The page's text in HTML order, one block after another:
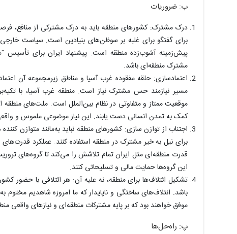
ب: ضروریات
درک مشترک: کشورهای منطقه باید به درک مشترکی از منافع،
برای گفتگو برای غلبه بر سوظن‌های بنیادین است. سیاست خارجی
پیش‌زمینه آشوب‌زده منطقه است. پیشنهاد ایران برای تأسیس
مشترک منطقه‌ای باشد.
اعتمادسازی: حلقه مفقوده غرب آسیا و مناطق زیرمجموعه آن
مسیر نیازمند حس مشترک نیاز است. منطقه غرب آسیا، با
موقعیت ممتاز و متفاوتی در نظام بین‌الملل است. ملت‌های منطقه
کمک به تمدن انسانی دست یابند. این نیاز موضوعی ملموس و
اجتناب از توازن سازی: کشورهای منطقه نباید به‌مانند متوازن
برای نیل به خیر مشترک در منطقه استفاده کنند. عملکرد
قدرت منطقه‌ای مثل ایران تمام تلاشش را می‌کند تا گروه‌های
این گروه‌ها حمایت مالی و تسلیحاتی کنند.
تشکیل ائتلاف‌ها برای منطقه، نه علیه آن: هر ائتلافی با حضور
باشد. ائتلاف‌های ساختگی و ناپایدار که ما امروزه شاهدیم
موفق خواهند بود که بر پایه مشترکات منطقه‌ای و نیازهای واقعی
پ: راه‌حل‌ها